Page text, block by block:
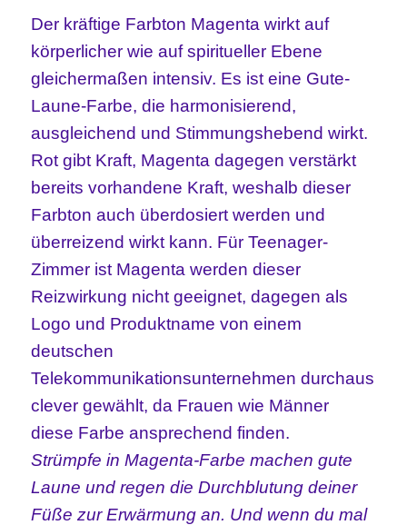
Der kräftige Farbton Magenta wirkt auf
körperlicher wie auf spiritueller Ebene
gleichermaßen intensiv. Es ist eine Gute-
Laune-Farbe, die harmonisierend,
ausgleichend und Stimmungshebend wirkt.
Rot gibt Kraft, Magenta dagegen verstärkt
bereits vorhandene Kraft, weshalb dieser
Farbton auch überdosiert werden und
überreizend wirkt kann. Für Teenager-
Zimmer ist Magenta werden dieser
Reizwirkung nicht geeignet, dagegen als
Logo und Produktname von einem
deutschen
Telekommunikationsunternehmen durchaus
clever gewählt, da Frauen wie Männer
diese Farbe ansprechend finden.
Strümpfe in Magenta-Farbe machen gute
Laune und regen die Durchblutung deiner
Füße zur Erwärmung an. Und wenn du mal